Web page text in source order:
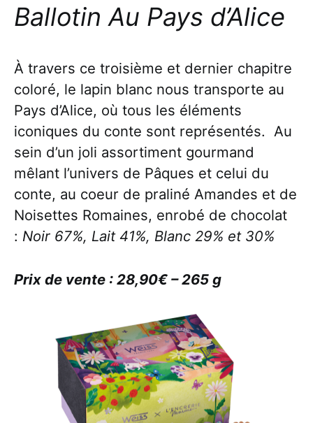
Ballotin Au Pays d’Alice
À travers ce troisième et dernier chapitre
coloré, le lapin blanc nous transporte au
Pays d’Alice, où tous les éléments
iconiques du conte sont représentés. Au
sein d’un joli assortiment gourmand
mêlant l’univers de Pâques et celui du
conte, au coeur de praliné Amandes et de
Noisettes Romaines, enrobé de chocolat
: Noir 67%, Lait 41%, Blanc 29% et 30%
Prix de vente : 28,90€ – 265 g